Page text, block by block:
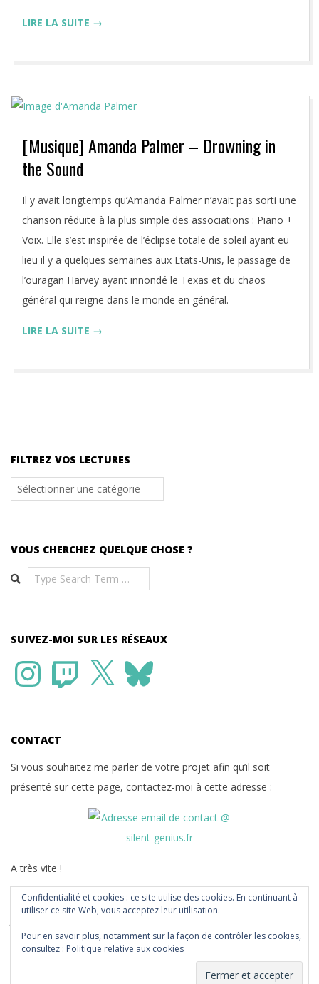
LIRE LA SUITE →
[Musique] Amanda Palmer – Drowning in
the Sound
2017-
09-
02
Il y avait longtemps qu’Amanda Palmer n’avait pas sorti une
chanson réduite à la plus simple des associations : Piano +
Voix. Elle s’est inspirée de l’éclipse totale de soleil ayant eu
lieu il y a quelques semaines aux Etats-Unis, le passage de
l’ouragan Harvey ayant innondé le Texas et du chaos
général qui reigne dans le monde en général.
LIRE LA SUITE →
FILTREZ VOS LECTURES
Filtrez
vos
VOUS CHERCHEZ QUELQUE CHOSE ?
Search
SUIVEZ-MOI SUR LES RÉSEAUX
InstagramTwitch Bluesky
CONTACT
Si vous souhaitez me parler de votre projet afin qu’il soit
présenté sur cette page, contactez-moi à cette adresse :
A très vite !
You can also contact me in English if that’s more convenient for
Confidentialité et cookies : ce site utilise des cookies. En continuant à
utiliser ce site Web, vous acceptez leur utilisation.
Pour en savoir plus, notamment sur la façon de contrôler les cookies,
consultez : Politique relative aux cookies